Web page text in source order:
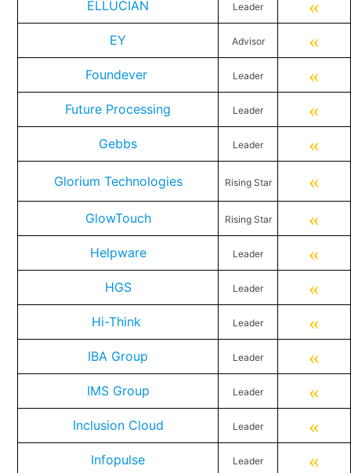
ELLUCIAN Leader «
EY Advisor «
Foundever Leader «
Future Processing Leader «
Gebbs Leader «
Glorium Technologies Rising Star «
GlowTouch Rising Star «
Helpware Leader «
HGS Leader «
Hi-Think Leader «
IBA Group Leader «
IMS Group Leader «
Inclusion Cloud Leader «
Infopulse Leader «